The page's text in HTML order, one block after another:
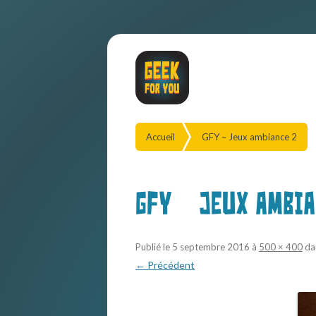
Accueil GFY – Jeux ambiance 2
GFY – Jeux
Publié le 5 septembre 2016 à 500 × 400
← Précédent